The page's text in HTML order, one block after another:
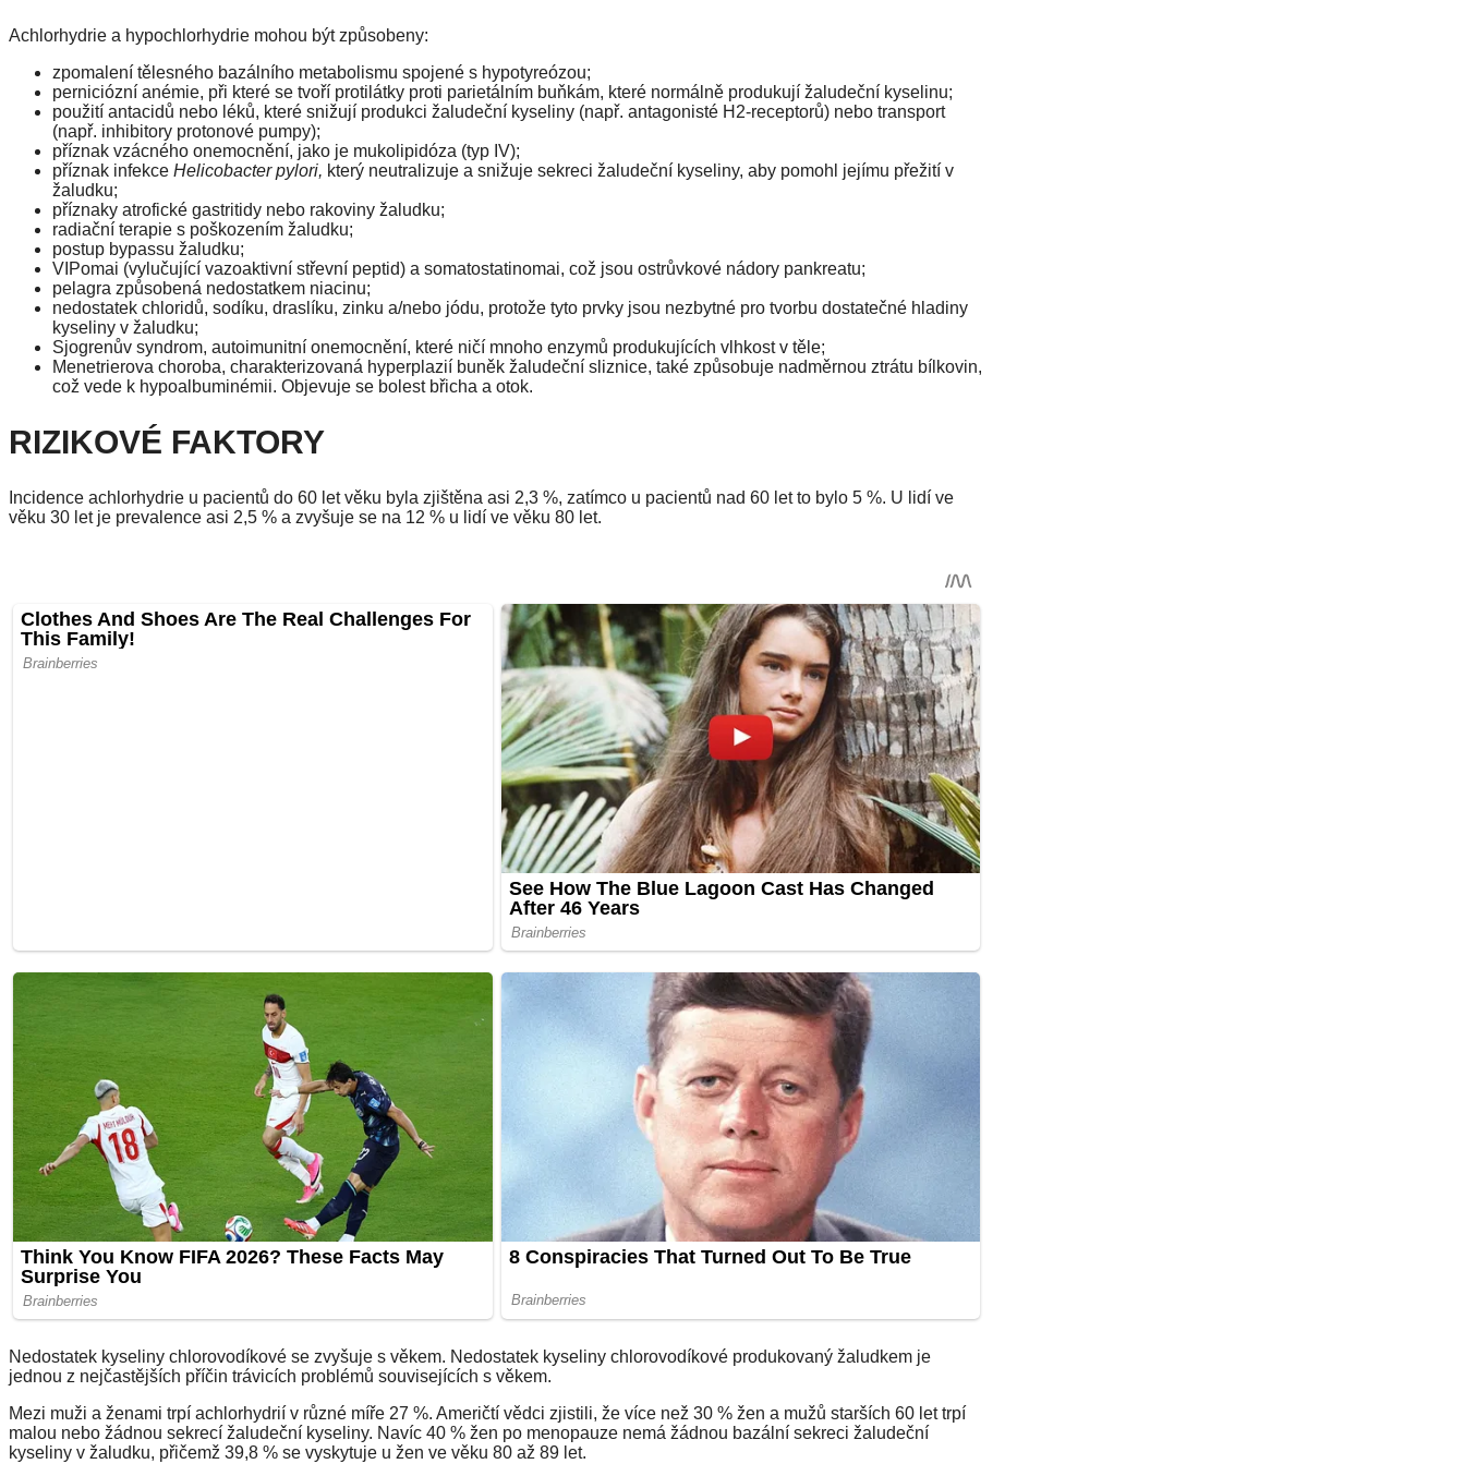
Achlorhydrie a hypochlorhydrie mohou být způsobeny:
zpomalení tělesného bazálního metabolismu spojené s hypotyreózou;
perniciózní anémie, při které se tvoří protilátky proti parietálním buňkám, které normálně produkují žaludeční kyselinu;
použití antacidů nebo léků, které snižují produkci žaludeční kyseliny (např. antagonisté H2-receptorů) nebo transport
(např. inhibitory protonové pumpy);
příznak vzácného onemocnění, jako je mukolipidóza (typ IV);
příznak infekce Helicobacter pylori, který neutralizuje a snižuje sekreci žaludeční kyseliny, aby pomohl jejímu přežití v
žaludku;
příznaky atrofické gastritidy nebo rakoviny žaludku;
radiační terapie s poškozením žaludku;
postup bypassu žaludku;
VIPomai (vylučující vazoaktivní střevní peptid) a somatostatinomai, což jsou ostrůvkové nádory pankreatu;
pelagra způsobená nedostatkem niacinu;
nedostatek chloridů, sodíku, draslíku, zinku a/nebo jódu, protože tyto prvky jsou nezbytné pro tvorbu dostatečné hladiny
kyseliny v žaludku;
Sjogrenův syndrom, autoimunitní onemocnění, které ničí mnoho enzymů produkujících vlhkost v těle;
Menetrierova choroba, charakterizovaná hyperplazií buněk žaludeční sliznice, také způsobuje nadměrnou ztrátu bílkovin,
což vede k hypoalbuminémii. Objevuje se bolest břicha a otok.
RIZIKOVÉ FAKTORY
Incidence achlorhydrie u pacientů do 60 let věku byla zjištěna asi 2,3 %, zatímco u pacientů nad 60 let to bylo 5 %. U lidí ve
věku 30 let je prevalence asi 2,5 % a zvyšuje se na 12 % u lidí ve věku 80 let.
Nedostatek kyseliny chlorovodíkové se zvyšuje s věkem. Nedostatek kyseliny chlorovodíkové produkovaný žaludkem je
jednou z nejčastějších příčin trávicích problémů souvisejících s věkem.
Mezi muži a ženami trpí achlorhydrií v různé míře 27 %. Američtí vědci zjistili, že více než 30 % žen a mužů starších 60 let trpí
malou nebo žádnou sekrecí žaludeční kyseliny. Navíc 40 % žen po menopauze nemá žádnou bazální sekreci žaludeční
kyseliny v žaludku, přičemž 39,8 % se vyskytuje u žen ve věku 80 až 89 let.